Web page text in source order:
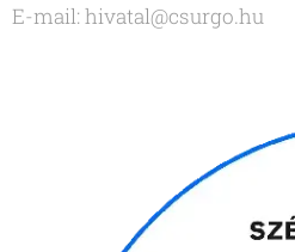
E-mail: hivatal@csurgo.hu